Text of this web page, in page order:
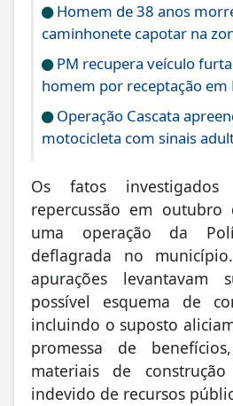
Homem de 38 anos
caminhonete capotar na
PM recupera veículo
homem por receptação em
Operação Cascata
motocicleta com sinais
Os fatos investigados
repercussão em outubro
uma operação da
deflagrada no
apurações levantavam
possível esquema de
incluindo o suposto
promessa de
materiais de
indevido de recursos